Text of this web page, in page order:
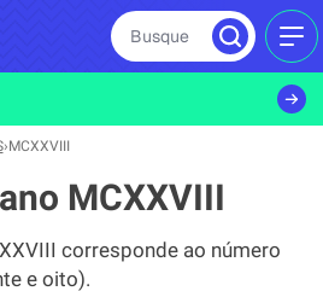
Busque
›MCXXVIII
MCXXVIII
corresponde ao número
e oito).